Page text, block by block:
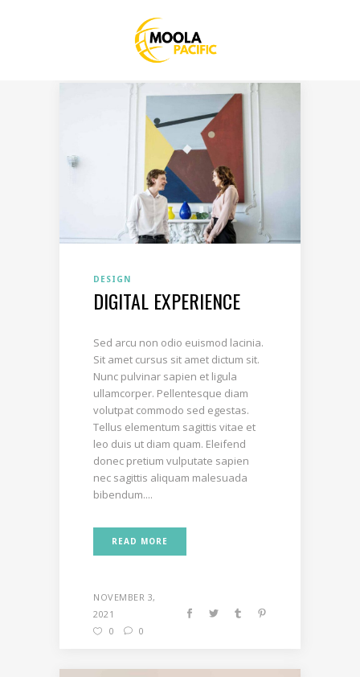
DESIGN
DIGITAL EXPERIENCE
Sed arcu non odio euismod lacinia.
Sit amet cursus sit amet dictum sit.
Nunc pulvinar sapien et ligula
ullamcorper. Pellentesque diam
volutpat commodo sed egestas.
Tellus elementum sagittis vitae et
leo duis ut diam quam. Eleifend
donec pretium vulputate sapien
nec sagittis aliquam malesuada
bibendum....
READ MORE
NOVEMBER 3,
2021
0
0